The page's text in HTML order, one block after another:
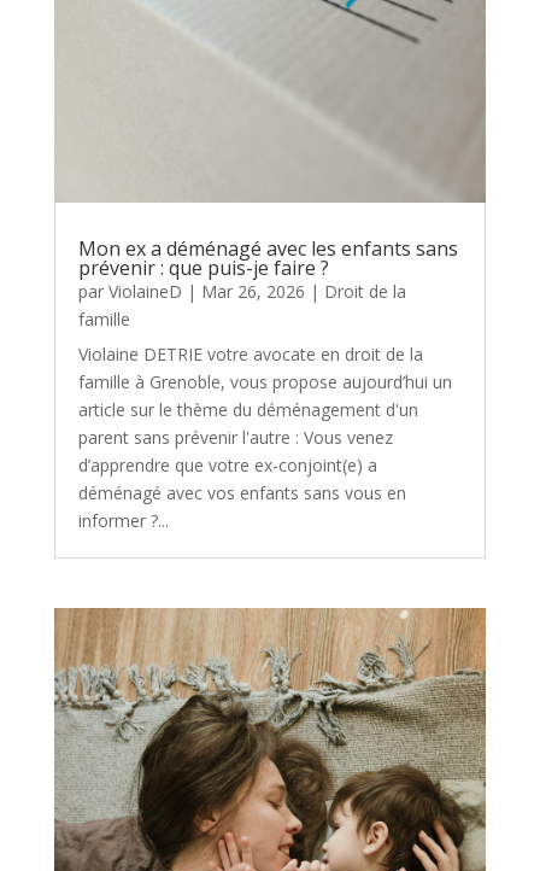
Mon ex a déménagé avec les enfants sans
prévenir : que puis-je faire ?
par ViolaineD | Mar 26, 2026 | Droit de la
famille
Violaine DETRIE votre avocate en droit de la
famille à Grenoble, vous propose aujourd’hui un
article sur le thème du déménagement d'un
parent sans prévenir l'autre : Vous venez
d’apprendre que votre ex-conjoint(e) a
déménagé avec vos enfants sans vous en
informer ?...